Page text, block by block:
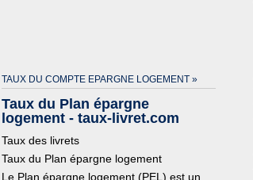
TAUX DU COMPTE EPARGNE LOGEMENT »
Taux du Plan épargne
logement - taux-livret.com
Taux des livrets
Taux du Plan épargne logement
Le Plan épargne logement (PEL) est un